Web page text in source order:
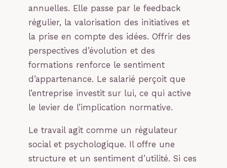
annuelles. Elle passe par le feedback
régulier, la valorisation des initiatives et
la prise en compte des idées. Offrir des
perspectives d’évolution et des
formations renforce le sentiment
d’appartenance. Le salarié perçoit que
l’entreprise investit sur lui, ce qui active
le levier de l’implication normative.
Le travail agit comme un régulateur
social et psychologique. Il offre une
structure et un sentiment d’utilité. Si ces